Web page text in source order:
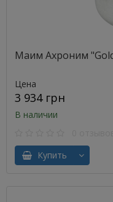
Маим Ахроним
Цена
3 934 грн
В наличии
Купить